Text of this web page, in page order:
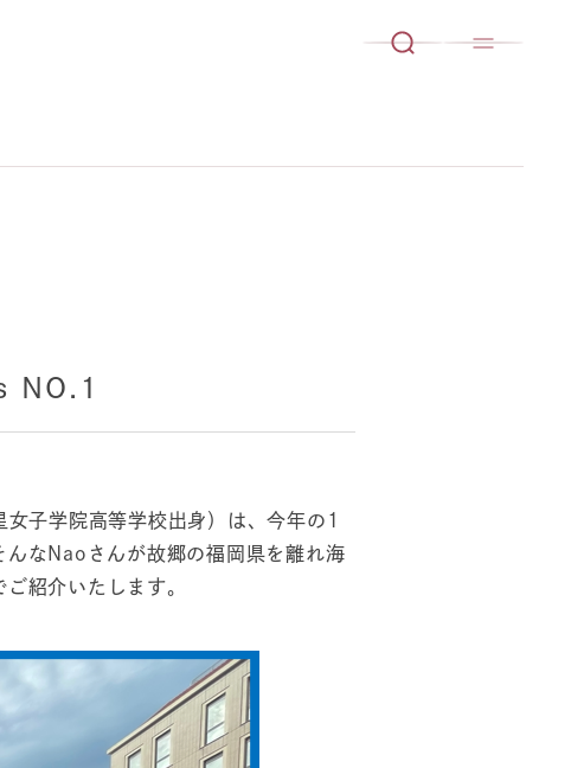
NO.1
子学院高等学校出身）は、今年の1
なNaoさんが故郷の福岡県を離れ海
紹介いたします。